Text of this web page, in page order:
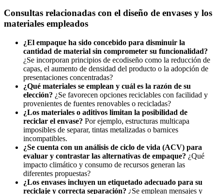
Consultas relacionadas con el diseño de envases y los
materiales empleados
¿El empaque ha sido concebido para disminuir la
cantidad de material sin comprometer su funcionalidad?
¿Se incorporan principios de ecodiseño como la reducción de
capas, el aumento de densidad del producto o la adopción de
presentaciones concentradas?
¿Qué materiales se emplean y cuál es la razón de su
elección? ¿Se favorecen opciones reciclables con facilidad y
provenientes de fuentes renovables o recicladas?
¿Los materiales o aditivos limitan la posibilidad de
reciclar el envase? Por ejemplo, estructuras multicapa
imposibles de separar, tintas metalizadas o barnices
incompatibles.
¿Se cuenta con un análisis de ciclo de vida (ACV) para
evaluar y contrastar las alternativas de empaque? ¿Qué
impacto climático y consumo de recursos generan las
diferentes propuestas?
¿Los envases incluyen un etiquetado adecuado para su
reciclaje y correcta separación? ¿Se emplean mensajes y